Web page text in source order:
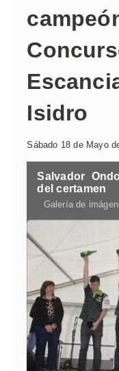
Isidro
Sábado 18 de Mayo
Salvador
del certamen
Galería de